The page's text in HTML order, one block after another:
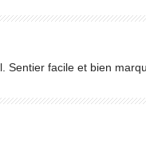
Sentier facile et bien